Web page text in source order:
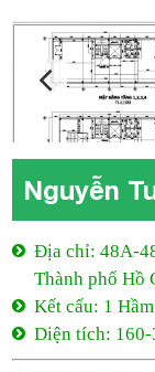
Nguyễn
Địa chỉ: 48A-
Thành phố Hồ
Kết cấu: 1
Diện tích: